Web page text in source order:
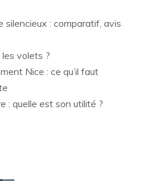
silencieux : comparatif, avis
volets ?
Nice : ce qu’il faut
: quelle est son utilité ?